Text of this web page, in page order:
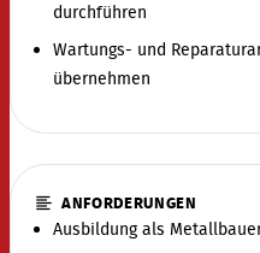
durchführen
Wartungs- und
übernehmen
ANFORDERUNGEN
Ausbildung als